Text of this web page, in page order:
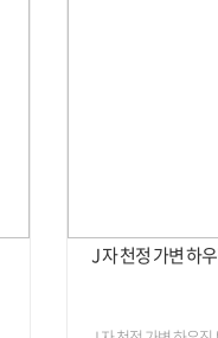
J 자 천정 가변 하